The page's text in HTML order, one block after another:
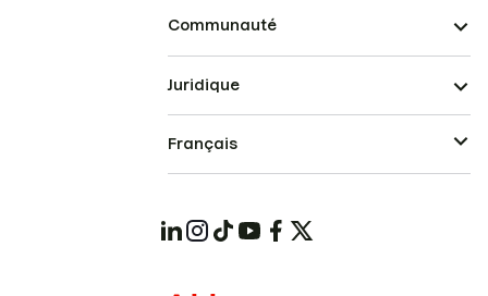
Communauté
Juridique
Français